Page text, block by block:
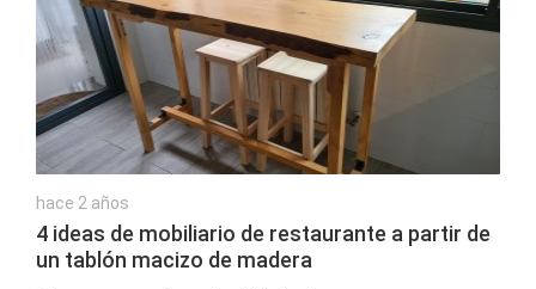
4 ideas de mobiliario de restaurante a partir de
un tablón macizo de madera
hace 2 años